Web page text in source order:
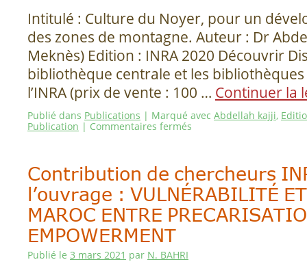
Intitulé : Culture du Noyer, pour un
des zones de montagne. Auteur : Dr
Meknès) Edition : INRA 2020 Découvrir
bibliothèque centrale et les
l’INRA (prix de vente : 100 … Continuer la
Publié dans Publications | Marqué avec Abdellah kajji,
Publication | Commentaires fermés
Contribution de chercheurs
l’ouvrage : VULNÉRABILITÉ
MAROC ENTRE
EMPOWERMENT
Publié le 3 mars 2021 par N. BAHRI